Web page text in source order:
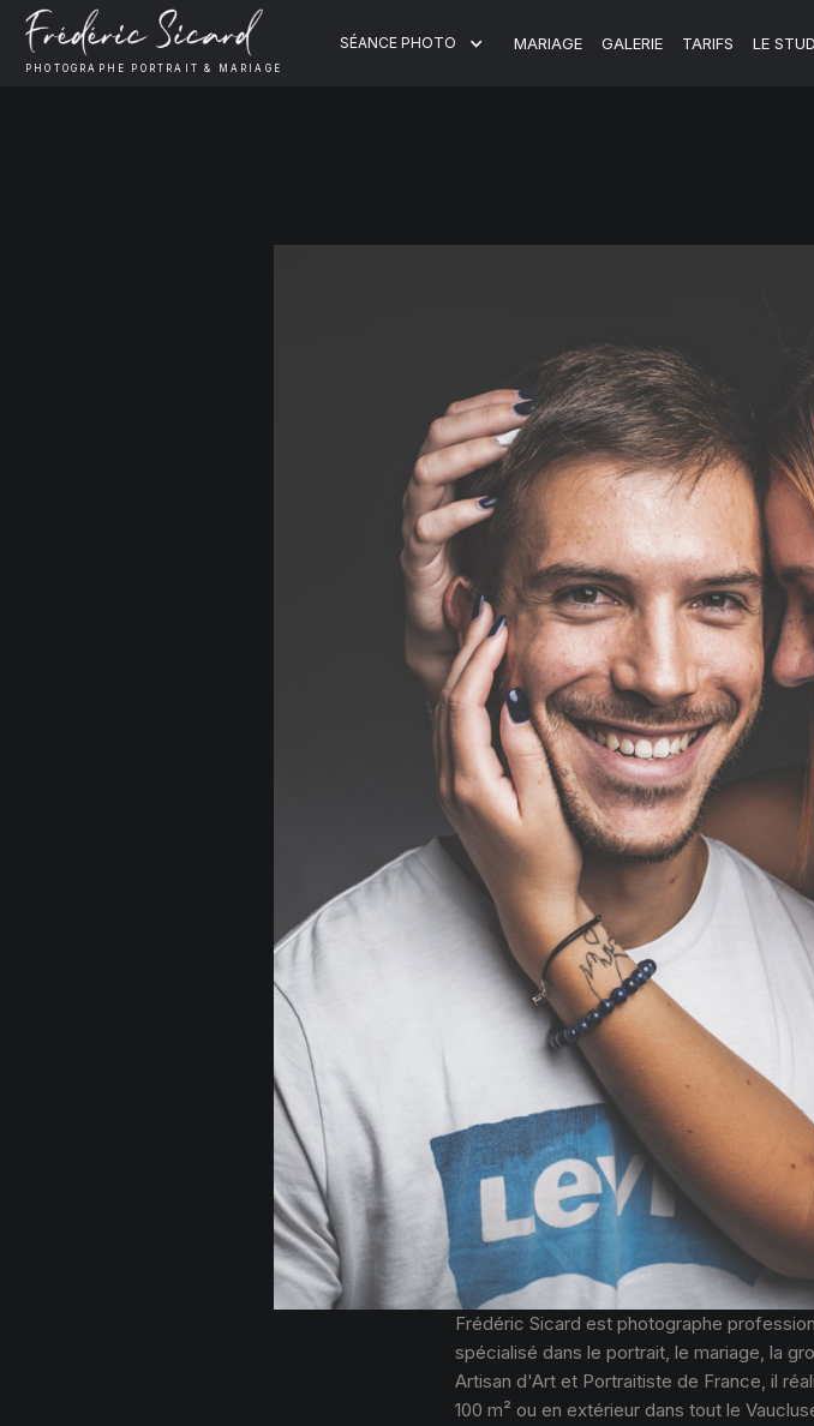
PHOTOGRAPHE PORTRAIT & MARIAGE
SÉANCE PHOTO MARIAGE GALERIE TARIFS LE
Frédéric Sicard est photographe
spécialisé dans le portrait, le mariage, la
Artisan d'Art et Portraitiste de France, il
100 m² ou en extérieur dans tout le